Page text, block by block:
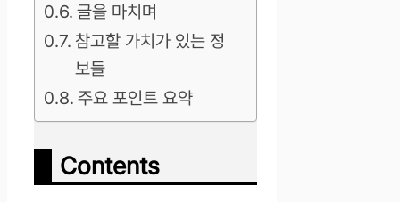
글을 마치며
참고할 가치가 있는 정
보들
주요 포인트 요약
Contents